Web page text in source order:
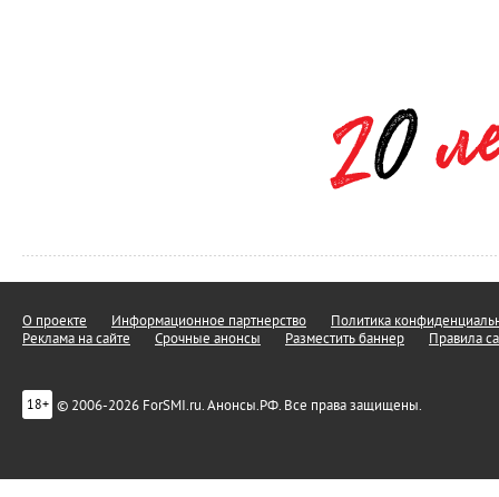
О проекте Информационное партнерство
Политика
Реклама на сайте
Срочные анонсы Разместить баннер Правила
18+ © 2006-2026 ForSMI.ru. Анонсы.РФ. Все права защищены.